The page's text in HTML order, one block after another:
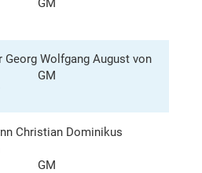
GM
Georg Wolfgang August von
GM
Christian Dominikus
GM